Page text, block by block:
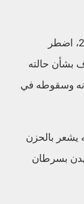
ويبلغ عمر بايدن الآن 82 عاما، في عام 2024، اضطر
بشأن حالته
وسقوطه في
يشعر بالحزن
بسرطان